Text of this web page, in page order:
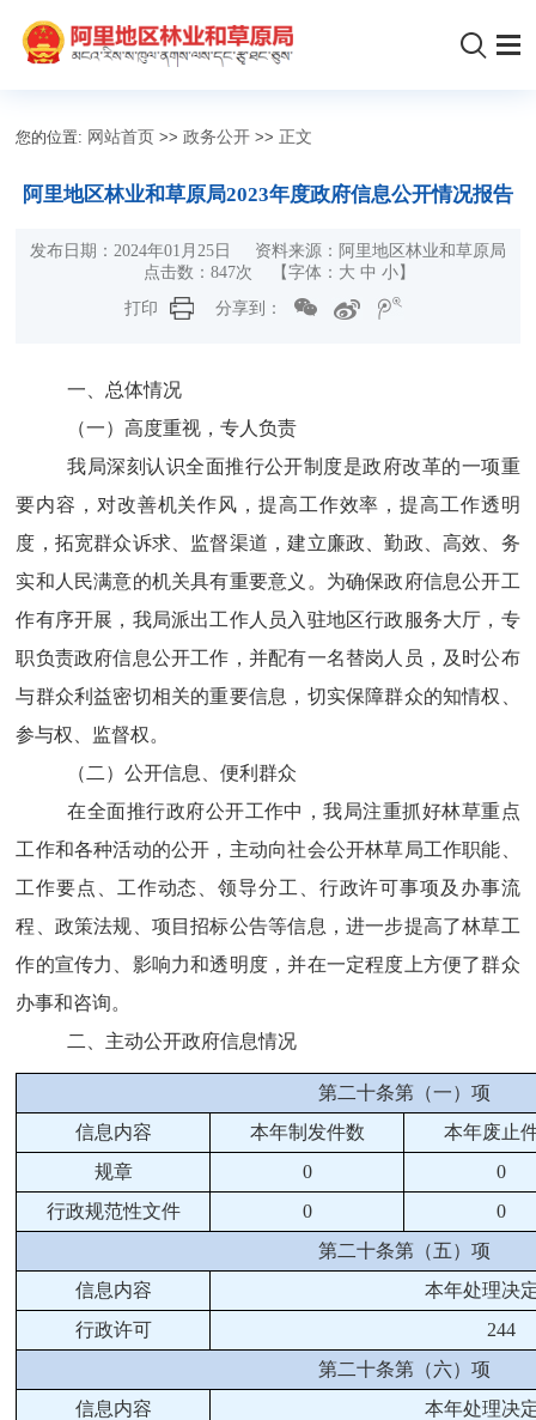
您的位置: 网站首页 >>政务公开 >> 正文
阿里地区林业和草原局2023年度政府信息公开情况报告
发布日期：2024年01月25日 资料来源：阿里地区林业和草原局
点击数：847次 【字体： 大 中 小 】
打印
分享到：
一、总体情况
（一）高度重视，专人负责
我局深刻认识全面推行公开制度是政府改革的一项重
要内容，对改善机关作风，提高工作效率，提高工作透明
度，拓宽群众诉求、监督渠道，建立廉政、勤政、高效、务
实和人民满意的机关具有重要意义。为确保政府信息公开工
作有序开展， 我局派出工作人员入驻地区行政服务大厅，专
职负责政府信息公开工作 ，并配有一名替岗人员， 及时公布
与群众利益密切相关的重要信息，切实保障群众的知情权、
参与权、监督权。
（二）公开信息、便利群众
在全面推行政府公开工作中，我局注重抓好林草重点
工作和各种活动的公开，主动向社会公开林草局工作职能、
工作要点、工作动态、领导分工、行政许可事项及办事流
程、政策法规、项目招标公告等信息，进一步提高了林草工
作的宣传力、影响力和透明度，并在一定程度上方便了群众
办事和咨询。
二、 主动公开政府信息情况
第二十条第（一）项
信息内容
本年制 发件数
本年废止
规章
0
0
行政规范性文件
0
0
第二十条第（五）项
信息内容
本年处理决
行政许可
244
第二十条第（六）项
信息内容
本年处理决